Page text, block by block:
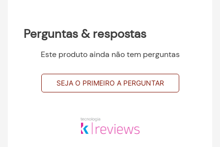
Perguntas & respostas
Este produto ainda não tem perguntas
SEJA O PRIMEIRO A PERGUNTAR